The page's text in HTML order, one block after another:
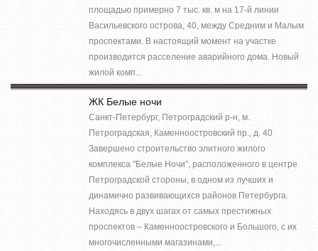
площадью примерно 7 тыс. кв. м на 17-й линии
Васильевского острова, 40, между Средним и Малым
проспектами. В настоящий момент на участке
производится расселение аварийного дома. Новый
жилой комп...
ЖК Белые ночи
Санкт-Петербург, Петроградский р-н, м.
Петроградская, Каменноостровский пр., д. 40
Завершено строительство элитного жилого
комплекса "Белые Ночи", расположенного в центре
Петроградской стороны, в одном из лучших и
динамично развивающихся районов Петербурга.
Находясь в двух шагах от самых престижных
проспектов – Каменноостровского и Большого, с их
многочисленными магазинами,...